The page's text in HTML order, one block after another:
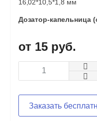
16,02*10,5*1,8 мм
Дозатор-капельница
15 руб.
Заказать